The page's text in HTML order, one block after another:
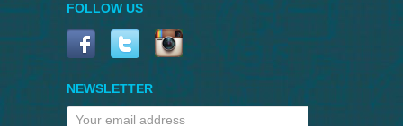
FOLLOW US
NEWSLETTER